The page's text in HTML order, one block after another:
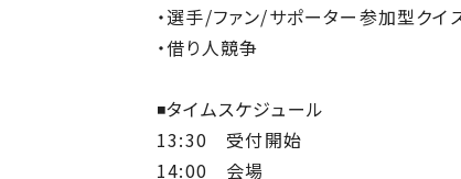
・選手/ファン/サポーター参加型クイ
・借り人競争
◾️タイムスケジュール
13:30 受付開始
14:00 会場